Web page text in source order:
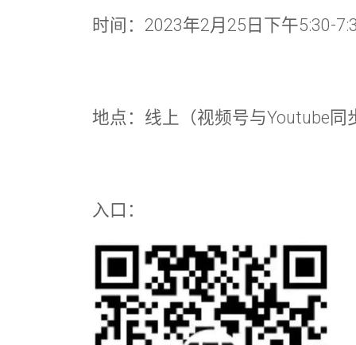
时间：2023年2月25日下午5:30-
地点：线上（视频号与Youtube同
入口：